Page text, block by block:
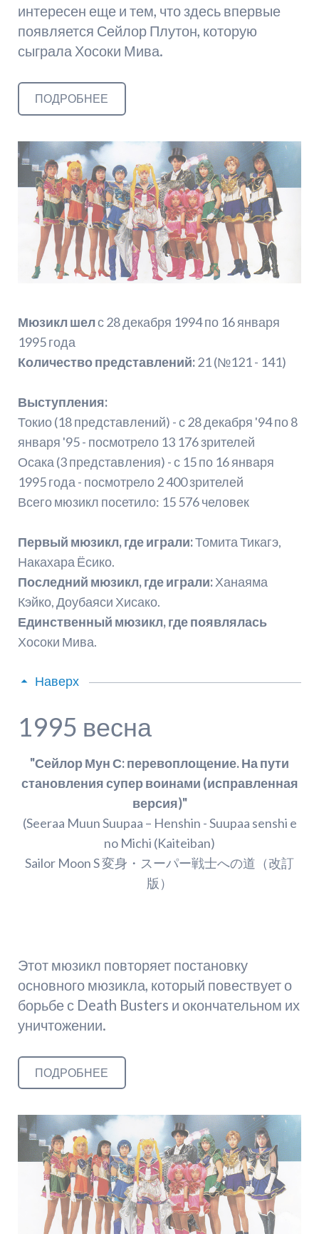
интересен еще и тем, что здесь впервые
появляется Сейлор Плутон, которую
сыграла Хосоки Мива.
ПОДРОБНЕЕ
Мюзикл шелс 28 декабря 1994 по 16 января
1995 года
Количество представлений:21 (№121 - 141)
Выступления:
Токио (18 представлений) - с 28 декабря '94 по 8
января '95 - посмотрело 13 176 зрителей
Осака (3 представления) - с 15 по 16 января
1995 года - посмотрело 2 400 зрителей
Всего мюзикл посетило: 15 576 человек
Первый мюзикл, где играли:Томита Тикагэ,
Накахара Ёсико.
Последний мюзикл, где играли:Ханаяма
Кэйко, Доубаяси Хисако.
Единственный мюзикл, где появлялась
Хосоки Мива.
Наверх
1995 весна
"Сейлор Мун С: перевоплощение. На пути
становления супер воинами (исправленная
версия)"
(Seeraa Muun Suupaa – Henshin - Suupaa senshi e
no Michi (Kaiteiban)
Sailor Moon S 変身・スーパー戦士への道（改訂
版）
Этот мюзикл повторяет постановку
основного мюзикла, который повествует о
борьбе с Death Busters и окончательном их
уничтожении.
ПОДРОБНЕЕ